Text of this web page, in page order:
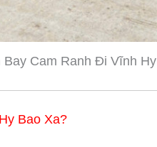
Cam Ranh Đi Vĩnh Hy
Bao Xa?